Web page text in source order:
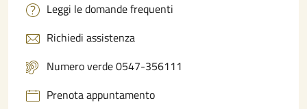
Leggi le domande frequenti
Richiedi assistenza
Numero verde 0547-356111
Prenota appuntamento